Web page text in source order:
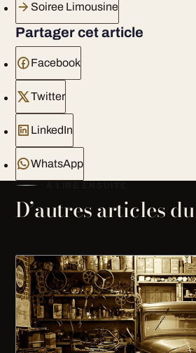
Soiree Limousine
Partager cet article
Facebook
Twitter
LinkedIn
WhatsApp
D’autres articles